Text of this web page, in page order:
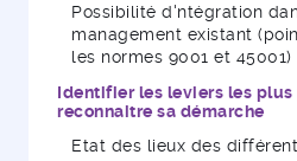
Possibilité d'ntégration
management existant
les normes 9001 et 45001)
Identifier les leviers les
reconnaitre sa démarche
Etat des lieux des